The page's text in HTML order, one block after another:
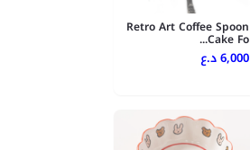
Retro Art Coffee Spoon
Cake Fo...
6,000 د.ع